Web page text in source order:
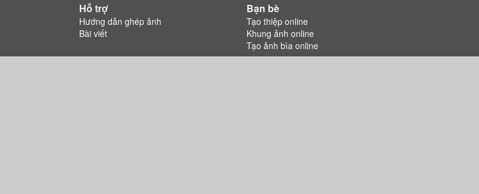
Hỗ trợ
Hướng dẫn ghép ảnh
Bài viết
Bạn bè
Tạo thiệp online
Khung ảnh online
Tạo ảnh bìa online